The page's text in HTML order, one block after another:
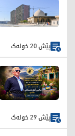
پێش 20 خولەک
پێش 29 خولەک